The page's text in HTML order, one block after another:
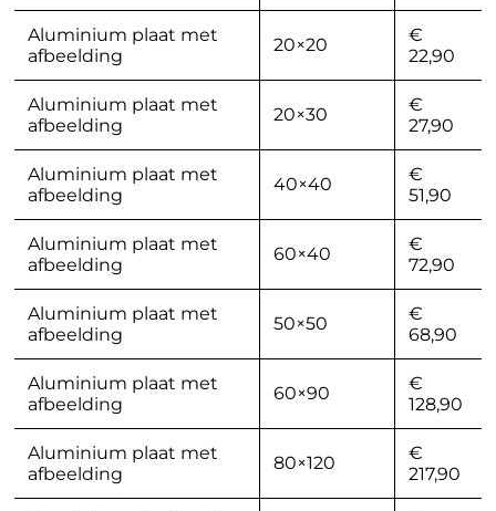
Aluminium plaat met
afbeelding
20×20
€
22,90
Aluminium plaat met
afbeelding
20×30
€
27,90
Aluminium plaat met
afbeelding
40×40
€
51,90
Aluminium plaat met
afbeelding
60×40
€
72,90
Aluminium plaat met
afbeelding
50×50
€
68,90
Aluminium plaat met
afbeelding
60×90
€
128,90
Aluminium plaat met
afbeelding
80×120
€
217,90